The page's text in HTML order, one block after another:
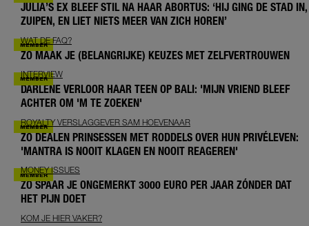
JULIA’S EX BLEEF STIL NA HAAR ABORTUS: ‘HIJ GING DE STAD IN,
ZUIPEN, EN LIET NIETS MEER VAN ZICH HOREN’
WAT DE FAQ?
ZO MAAK JE (BELANGRIJKE) KEUZES MET ZELFVERTROUWEN
INTERVIEW
DARLENE VERLOOR HAAR TEEN OP BALI: 'MIJN VRIEND BLEEF
ACHTER OM 'M TE ZOEKEN'
ROYALTY VERSLAGGEVER SAM HOEVENAAR
ZO DEALEN PRINSESSEN MET RODDELS OVER HUN PRIVÉLEVEN:
'MANTRA IS NOOIT KLAGEN EN NOOIT REAGEREN'
MONEY ISSUES
ZO SPAAR JE ONGEMERKT 3000 EURO PER JAAR ZÓNDER DAT
HET PIJN DOET
KOM JE HIER VAKER?